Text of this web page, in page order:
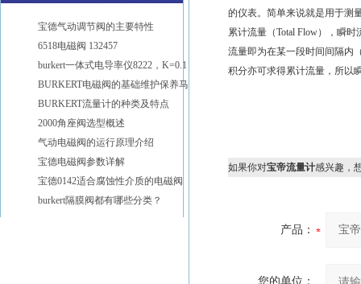
的仪表。简单来说就是用于测
累计流量（Total Flow），瞬
流量即为在某一段时间间隔内
积分亦可求得累计流量，所以
如果你对宝帝流量计感兴趣，
产品：
您的单位：
宝德气动调节阀的主要特性
6518电磁阀 132457
burkert一体式电导率仪8222，K=0.1
BURKERT流量计的种类及特点
2000角座阀选型概述
气动电磁阀的运行原理介绍
宝德电磁阀参数详解
宝德0142适合腐蚀性介质的电磁阀
burkert隔膜阀都有哪些分类？